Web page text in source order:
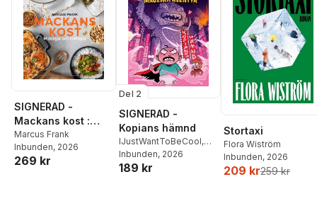
SIGNERAD -
Mackans kost :
Middagar och
matlådor
Marcus Frank
Inbunden, 2026
269 kr
Del 2
SIGNERAD -
Kopians hämnd
IJustWantToBeCool,
Joel Adolphson
Ejdemo Beer
Inbunden, 2026
189 kr
Stortaxi
Flora Wiström
Inbunden, 2026
209 kr259 kr